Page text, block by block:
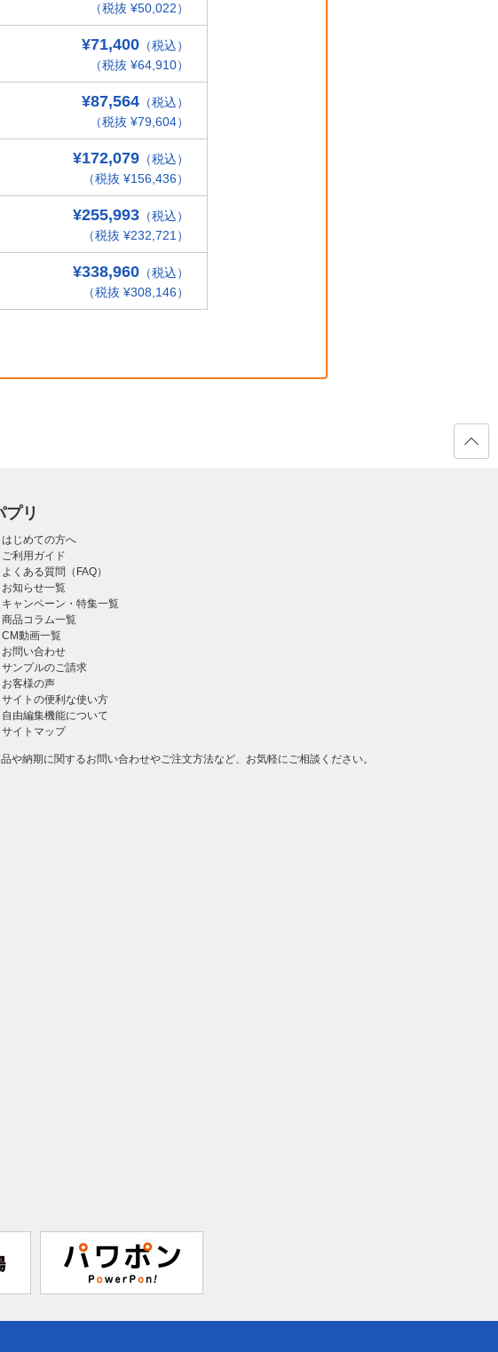
（税抜 ¥50,022）
¥71,400 （税込）
（税抜 ¥64,910）
¥87,564 （税込）
（税抜 ¥79,604）
¥172,079 （税込）
（税抜 ¥156,436）
¥255,993 （税込）
（税抜 ¥232,721）
¥338,960 （税込）
（税抜 ¥308,146）
プリ
はじめての方へ
ご利用ガイド
よくある質問（FAQ）
お知らせ一覧
キャンペーン・特集一覧
商品コラム一覧
CM動画一覧
お問い合わせ
サンプルのご請求
お客様の声
サイトの便利な使い方
自由編集機能について
サイトマップ
や納期に関するお問い合わせやご注文方法など、お気軽にご相談ください。